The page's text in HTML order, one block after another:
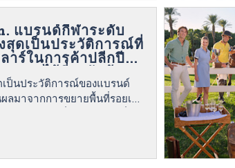
แบรนด์กีฬาระดับ
สุดเป็นประวัติการณ์ที่
าร์ในการค้าปลีกปี
า U.S. Polo Assn.
1,500 ร้าน
เป็นประวัติการณ์ของแบรนด์
ลมาจากการขยายพื้นที่รอยเท้า